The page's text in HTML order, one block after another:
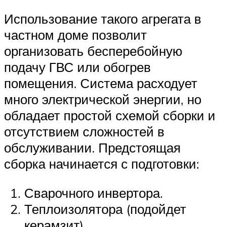
Использование такого агрегата в
частном доме позволит
организовать бесперебойную
подачу ГВС или обогрев
помещения. Система расходует
много электрической энергии, но
обладает простой схемой сборки и
отсутствием сложностей в
обслуживании. Предстоящая
сборка начинается с подготовки:
Сварочного инвертора.
Теплоизолятора (подойдет